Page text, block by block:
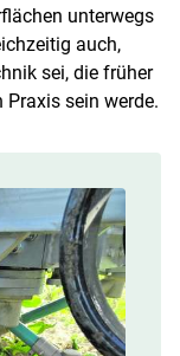
unterwegs
auch,
sei, die früher
sein werde.